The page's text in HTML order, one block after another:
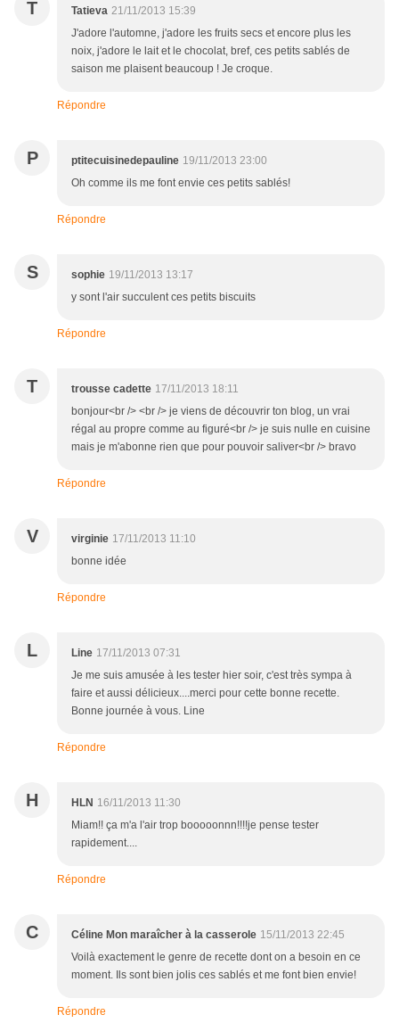
T Tatieva 21/11/2013 15:39
J'adore l'automne, j'adore les fruits secs et encore plus les
noix, j'adore le lait et le chocolat, bref, ces petits sablés de
saison me plaisent beaucoup ! Je croque.
Répondre
P ptitecuisinedepauline 19/11/2013 23:00
Oh comme ils me font envie ces petits sablés!
Répondre
S sophie 19/11/2013 13:17
y sont l'air succulent ces petits biscuits
Répondre
T trousse cadette 17/11/2013 18:11
bonjour<br /> <br /> je viens de découvrir ton blog, un vrai
régal au propre comme au figuré<br /> je suis nulle en cuisine
mais je m'abonne rien que pour pouvoir saliver<br /> bravo
Répondre
V virginie 17/11/2013 11:10
bonne idée
Répondre
L Line 17/11/2013 07:31
Je me suis amusée à les tester hier soir, c'est très sympa à
faire et aussi délicieux....merci pour cette bonne recette.
Bonne journée à vous. Line
Répondre
H HLN 16/11/2013 11:30
Miam!! ça m'a l'air trop booooonnn!!!!je pense tester
rapidement....
Répondre
C Céline Mon maraîcher à la casserole 15/11/2013 22:45
Voilà exactement le genre de recette dont on a besoin en ce
moment. Ils sont bien jolis ces sablés et me font bien envie!
Répondre